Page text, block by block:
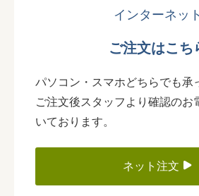
インターネット
ご注文はこち
パソコン・スマホどちらでも承
ご注文後スタッフより確認のお
いております。
ネット注文